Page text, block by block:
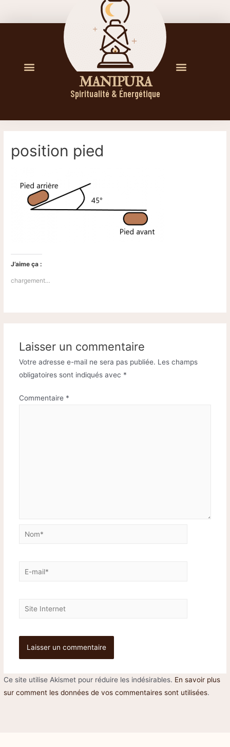
M A N I P U R A
Spiritualité & Énergétique
position pied
J’aime ça :
chargement…
Laisser un commentaire
Votre adresse e-mail ne sera pas publiée. Les champs
obligatoires sont indiqués avec *
Commentaire *
Ce site utilise Akismet pour réduire les indésirables. En savoir plus
sur comment les données de vos commentaires sont utilisées.